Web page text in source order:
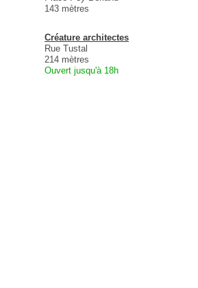
143 mètres
Créature architectes
Rue Tustal
214 mètres
Ouvert jusqu'à 18h